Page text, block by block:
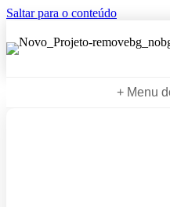
Saltar para o conteúdo
+ Menu